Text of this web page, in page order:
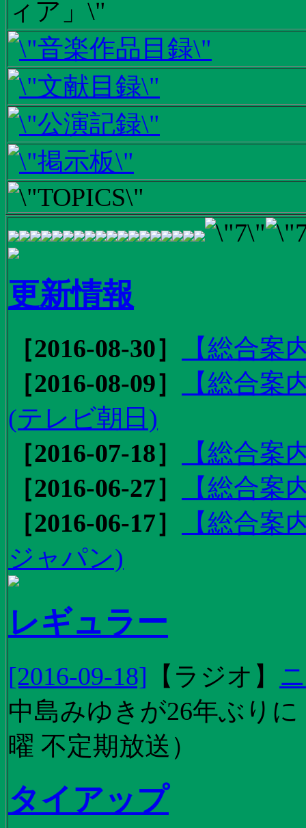
更新情報
［2016-08-30］
【総合
［2016-08-09］
【総合
(テレビ朝日)
［2016-07-18］
【総合案
［2016-06-27］
【総合案
［2016-06-17］
【総合
ジャパン)
レギュラー
[2016-09-18] 【 ラジオ 】
中島みゆきが26年ぶり
曜 不定期放送）
タイアップ